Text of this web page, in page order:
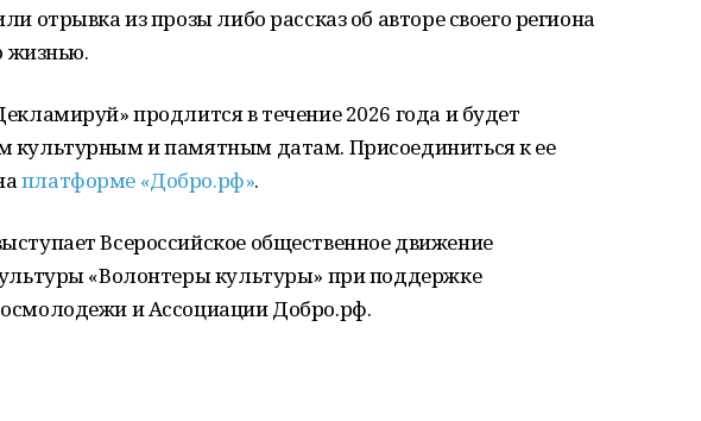
отрывка из прозы либо рассказ об авторе своего региона
жизнью.
продлится в течение 2026 года и будет
культурным и памятным датам. Присоединиться к ее
платформе «Добро.рф».
Всероссийское общественное движение
«Волонтеры культуры» при поддержке
и Ассоциации Добро.рф.